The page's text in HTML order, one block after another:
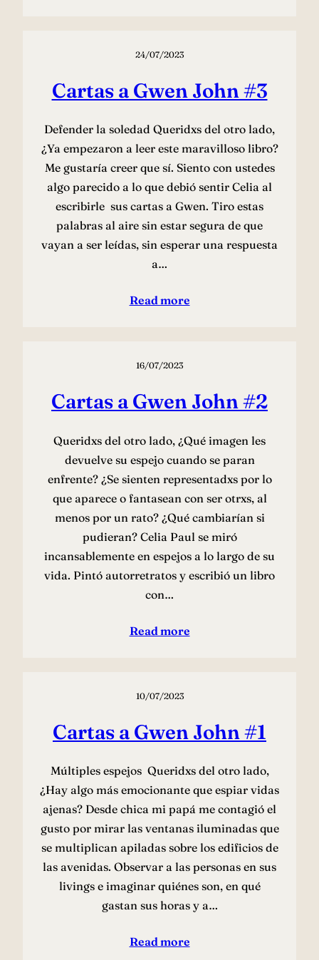
24/07/2023
Cartas a Gwen John #3
Defender la soledad Queridxs del otro lado,
¿Ya empezaron a leer este maravilloso libro?
Me gustaría creer que sí. Siento con ustedes
algo parecido a lo que debió sentir Celia al
escribirle sus cartas a Gwen. Tiro estas
palabras al aire sin estar segura de que
vayan a ser leídas, sin esperar una respuesta
a…
Read more
16/07/2023
Cartas a Gwen John #2
Queridxs del otro lado, ¿Qué imagen les
devuelve su espejo cuando se paran
enfrente? ¿Se sienten representadxs por lo
que aparece o fantasean con ser otrxs, al
menos por un rato? ¿Qué cambiarían si
pudieran? Celia Paul se miró
incansablemente en espejos a lo largo de su
vida. Pintó autorretratos y escribió un libro
con…
Read more
10/07/2023
Cartas a Gwen John #1
Múltiples espejos Queridxs del otro lado,
¿Hay algo más emocionante que espiar vidas
ajenas? Desde chica mi papá me contagió el
gusto por mirar las ventanas iluminadas que
se multiplican apiladas sobre los edificios de
las avenidas. Observar a las personas en sus
livings e imaginar quiénes son, en qué
gastan sus horas y a…
Read more